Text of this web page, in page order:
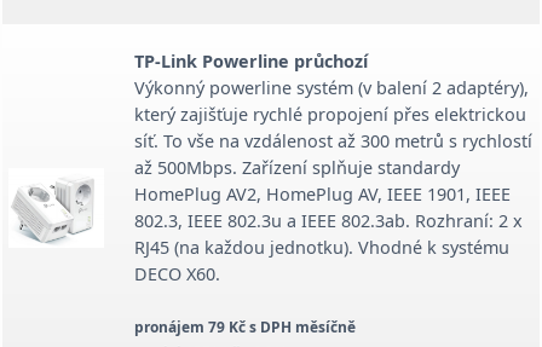
TP-Link Powerline průchozí
Výkonný powerline systém (v balení 2 adaptéry),
který zajišťuje rychlé propojení přes elektrickou
síť. To vše na vzdálenost až 300 metrů s rychlostí
až 500Mbps. Zařízení splňuje standardy
HomePlug AV2, HomePlug AV, IEEE 1901, IEEE
802.3, IEEE 802.3u a IEEE 802.3ab. Rozhraní: 2 x
RJ45 (na každou jednotku). Vhodné k systému
DECO X60.
pronájem 79 Kč s DPH měsíčně